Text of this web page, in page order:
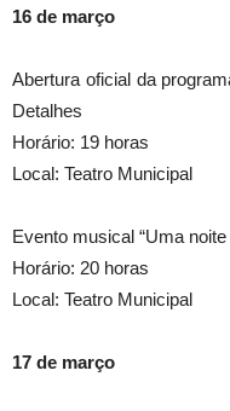
16 de março
Abertura oficial da
Detalhes
Horário: 19 horas
Local: Teatro Municipal
Evento musical “Uma noite
Horário: 20 horas
Local: Teatro Municipal
17 de março